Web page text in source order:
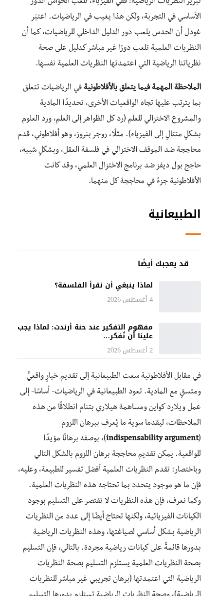
تبرير النظريات الرياضية؛ ففي الفيزياء، تلعب الحواس الدور
الأساسي في التجربة، ولكن هذا يغيب في الرياضيات. اعتبَر
غودل أن الحدس يلعب دور الدليل الداخلي للرياضيات، كما أن
النظريات العلمية تلعب دورًا غير مباشر كدليل على صحة
نظرياتنا الرياضية التي اعتمدتها النظريات العلمية نفسها.
الملاحظة المهمة فيما يتعلق بالأفلاطونية في الرياضيات تتعلق
بما يترتب عليها تجاه الواقعيات الأخرى، تحديدًا المادية
والمشروع الاختزالي للعلم (رد كل الظواهر إلى العلم، ورد العلوم
بشكلٍ متتالٍ إلى الفيزياء). مثلًا، روجر بنروز، وهو أفلاطوني، قدم
محاججة ضد الموقف الاختزالي في فلسفة العقل، وبشكلٍ شبيه،
حاجج بول ديفز ضد برنامج الاختزال العلمي، وقد كانت
الأفلاطونية جزءً في محاججة كل منهما.
الطبيعانية
قد يعجبك أيضًا
لماذا ينبغي أن نقرأ الفلسفة؟
4 أغسطس 2026
مفهوم التفكير عند حنة أرندت: لماذا يجب
علينا أن نُفكر…
2 أغسطس 2026
في مقابل الأفلاطونية سعت الطبيعانية إلى تقديم خيارٍ واقعيٍّ
ومتسقٍ مع المادية. تعود الطبيعانية في الرياضيات- أساسًا- إلى
عمل ويلارد كواين ومساهمة هيلاري بتنام انطلاقًا من هذه
الملاحظات، ليقدما سوية ما يُعرف ببرهان اللزوم
(
indispensability argument)، بوصفه برهانًا مؤيدًا
للواقعية. يمكن تقديم محاججة برهان اللزوم بالشكل التالي
وباختصار: تقدم النظريات العلمية أفضل تفسير للطبيعة، وعليه،
فإن ما هو موجود يتحدد بما تحتاجه هذه النظريات العلمية.
وكما نعرف، فإن هذه النظريات لا تقتصر على التسليم بوجود
الكيانات الفيزيائية، ولكنها تحتاج أيضًا إلى عدد من النظريات
الرياضية بشكل أساسي لصياغتها، وهذه النظريات الرياضية
بدورها قائمةٌ على كيانات رياضية مجردة. بالتالي، فإن التسليم
بصحة النظريات العلمية يستلزم التسليم بصحة النظريات
الرياضية التي اعتمدتها (برهان تجريبي غير مباشر للنظريات